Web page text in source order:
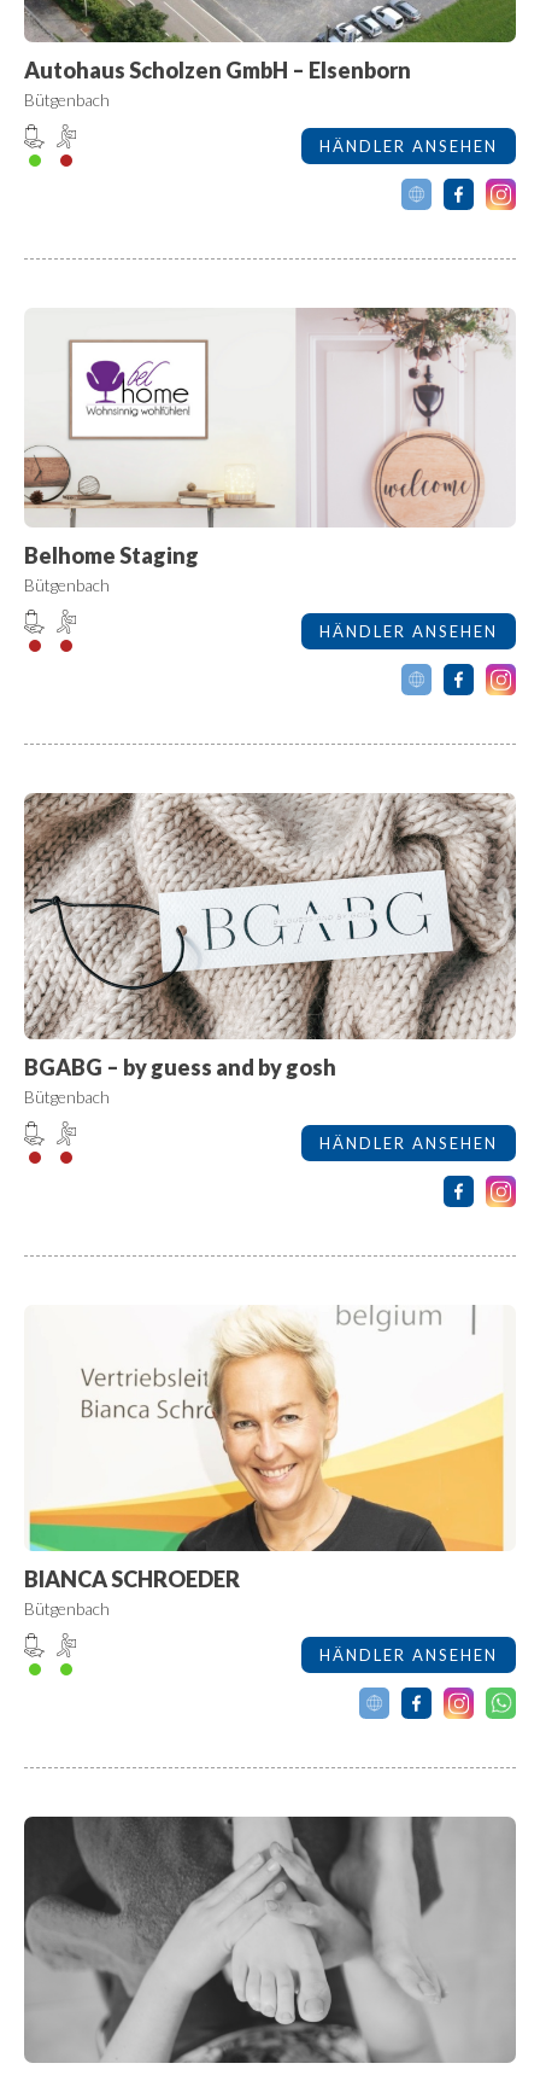
Autohaus Scholzen GmbH – Elsenborn
Bütgenbach
HÄNDLER ANSEHEN
Belhome Staging
Bütgenbach
HÄNDLER ANSEHEN
BGABG – by guess and by gosh
Bütgenbach
HÄNDLER ANSEHEN
BIANCA SCHROEDER
Bütgenbach
HÄNDLER ANSEHEN